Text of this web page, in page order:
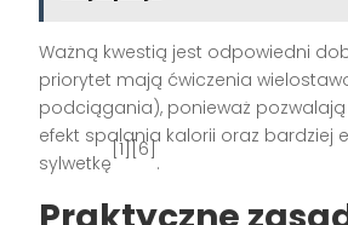
Ważną kwestią jest odpowiedni
priorytet mają ćwiczenia
podciągania), ponieważ
efekt spalania kalorii oraz bardziej
sylwetkę
[1][6]
.